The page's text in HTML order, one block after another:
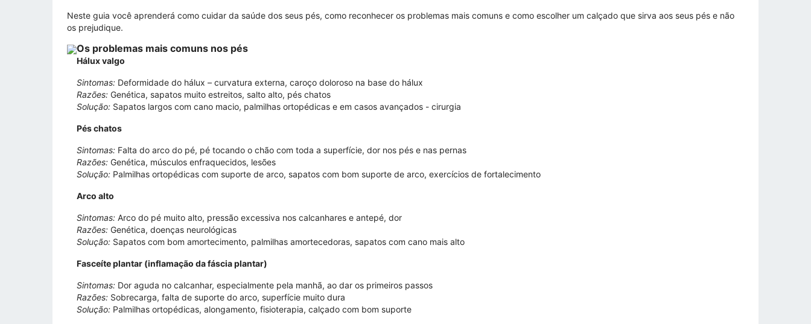
Neste guia você aprenderá como cuidar da saúde dos seus pés, como reconhecer os problemas mais comuns e como escolher um calçado que sirva aos seus pés e não
os prejudique.
Os problemas mais comuns nos pés
Hálux valgo
Sintomas: Deformidade do hálux – curvatura externa, caroço doloroso na base do hálux
Razões: Genética, sapatos muito estreitos, salto alto, pés chatos
Solução: Sapatos largos com cano macio, palmilhas ortopédicas e em casos avançados - cirurgia
Pés chatos
Sintomas: Falta do arco do pé, pé tocando o chão com toda a superfície, dor nos pés e nas pernas
Razões: Genética, músculos enfraquecidos, lesões
Solução: Palmilhas ortopédicas com suporte de arco, sapatos com bom suporte de arco, exercícios de fortalecimento
Arco alto
Sintomas: Arco do pé muito alto, pressão excessiva nos calcanhares e antepé, dor
Razões: Genética, doenças neurológicas
Solução: Sapatos com bom amortecimento, palmilhas amortecedoras, sapatos com cano mais alto
Fasceíte plantar (inflamação da fáscia plantar)
Sintomas: Dor aguda no calcanhar, especialmente pela manhã, ao dar os primeiros passos
Razões: Sobrecarga, falta de suporte do arco, superfície muito dura
Solução: Palmilhas ortopédicas, alongamento, fisioterapia, calçado com bom suporte